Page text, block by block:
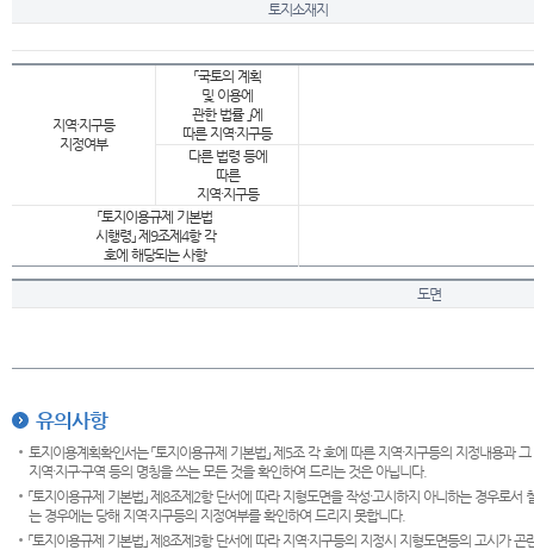
토지소재지
지역·지구등
지정여부
「국토의 계획
및 이용에
관한 법률 」에
따른 지역·지구등
다른 법령 등에
따른
지역·지구등
「토지이용규제 기본법
시행령」 제9조제4항 각
호에 해당되는 사항
도면
유의사항
토지이용계획확인서는 「토지이용규제 기본법」 제5조 각 호에 따른 지역·지구등의 지정내용
지역·지구·구역 등의 명칭을 쓰는 모든 것을 확인하여 드리는 것은 아닙니다.
「토지이용규제 기본법」 제8조제2항 단서에 따라 지형도면을 작성·고시하지 아니하는 경우로
는 경우에는 당해 지역·지구등의 지정여부를 확인하여 드리지 못합니다.
「토지이용규제 기본법」 제8조제3항 단서에 따라 지역·지구등의 지정시 지형도면등의 고시가